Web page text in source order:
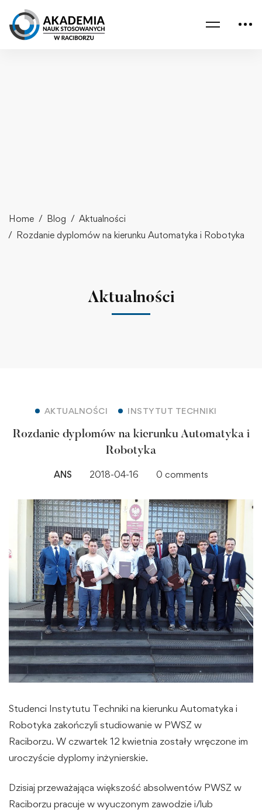
Home Blog
Aktualności
Rozdanie dyplomów na kierunku Automatyka i Robotyka
Aktualności
AKTUALNOŚCI INSTYTUT TECHNIKI
Rozdanie dyplomów na kierunku Automatyka i
Robotyka
ANS 2018-04-16 0 comments
Studenci Instytutu Techniki na kierunku Automatyka i
Robotyka zakończyli studiowanie w PWSZ w
Raciborzu. W czwartek 12 kwietnia zostały wręczone im
uroczyście dyplomy inżynierskie.
Dzisiaj przeważająca większość absolwentów PWSZ w
Raciborzu pracuje w wyuczonym zawodzie i/lub